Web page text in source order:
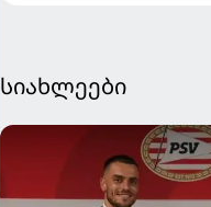
სიახლეები